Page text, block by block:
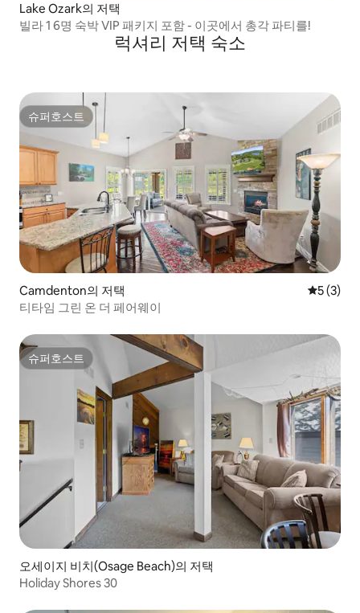
Lake Ozark의 저택
빌라 1 6명 숙박 VIP 패키지 포함 - 이곳에서 총각 파티를!
럭셔리 저택 숙소
슈퍼호스트
슈퍼호스트
Camdenton의 저택 평점 5점
5 (3)
티타임 그린 온 더 페어웨이
슈퍼호스트
슈퍼호스트
오세이지 비치(Osage Beach)의 저택
Holiday Shores 30